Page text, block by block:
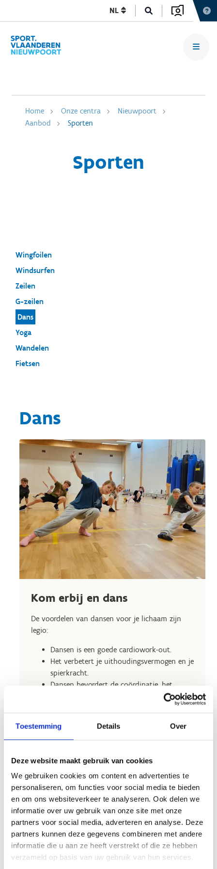
Toestemming Details Over
Deze website maakt gebruik van cookies
We gebruiken cookies om content en advertenties te
personaliseren, om functies voor social media te bieden
en om ons websiteverkeer te analyseren. Ook delen we
informatie over uw gebruik van onze site met onze
partners voor social media, adverteren en analyse. Deze
partners kunnen deze gegevens combineren met andere
informatie die u aan ze heeft verstrekt of die ze hebben
verzameld op basis van uw gebruik van hun services.
NL
Home Onze centra
Nieuwpoort
Aanbod
Sporten
Sporten
Wingfoilen
Windsurfen
Zeilen
G-zeilen
Dans
Yoga
Wandelen
Fietsen
Dans
Kom erbij en dans
De voordelen van dansen voor je lichaam zijn
legio:
Dansen is een goede cardiowork-out.
Het verbetert je uithoudingsvermogen en je
spierkracht.
Dansen bevordert de coördinatie, het
Het kan de botdichtheid verbeteren.
Je wordt er blij van.
Laat de latino vibes in jou los
Waarom kom je het zelf niet eens uitproberen?
Bij ons kan je op dinsdagavond salsadansen van
19.30 tot 20.30 uur (beginners) en van 20.30 tot
21.30 uur (halfgevorderden).